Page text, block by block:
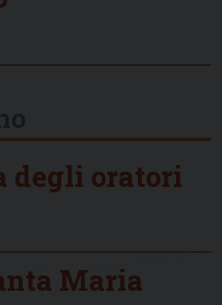
degli oratori
Maria